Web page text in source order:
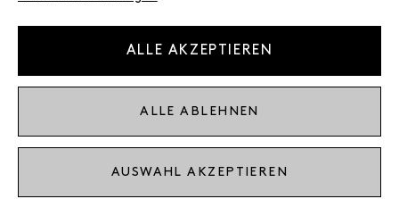
ALLE AKZEPTIEREN
ALLE ABLEHNEN
AUSWAHL AKZEPTIEREN